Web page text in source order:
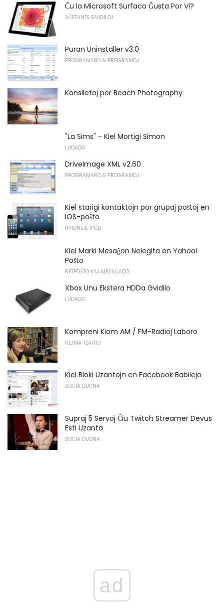
Ĉu la Microsoft Surfaco Ĝusta Por Vi?
AĈETANTE GVIDILOJ
Puran Uninstaller v3.0
PROGRAMARO & PROGRAMOJ
Konsiletoj por Beach Photography
"La Sims" - Kiel Mortigi Simon
LUDADO
DriveImage XML v2.60
PROGRAMARO & PROGRAMOJ
Kiel starigi kontaktojn por grupaj poŝtoj en
iOS-poŝto
IPHONE & IPOD
Kiel Marki Mesaĝon Nelegita en Yahoo!
Poŝto
RETPOŜTO KAJ MESAĜADO
Xbox Unu Ekstera HDDa Gvidilo
LUDADO
Kompreni Kiom AM / FM-Radioj Laboro
HEJMA TEATRO
Kiel Bloki Uzantojn en Facebook Babilejo
SOCIA DUONA
Supraj 5 Servoj Ĉiu Twitch Streamer Devus
Esti Uzanta
SOCIA DUONA
ad